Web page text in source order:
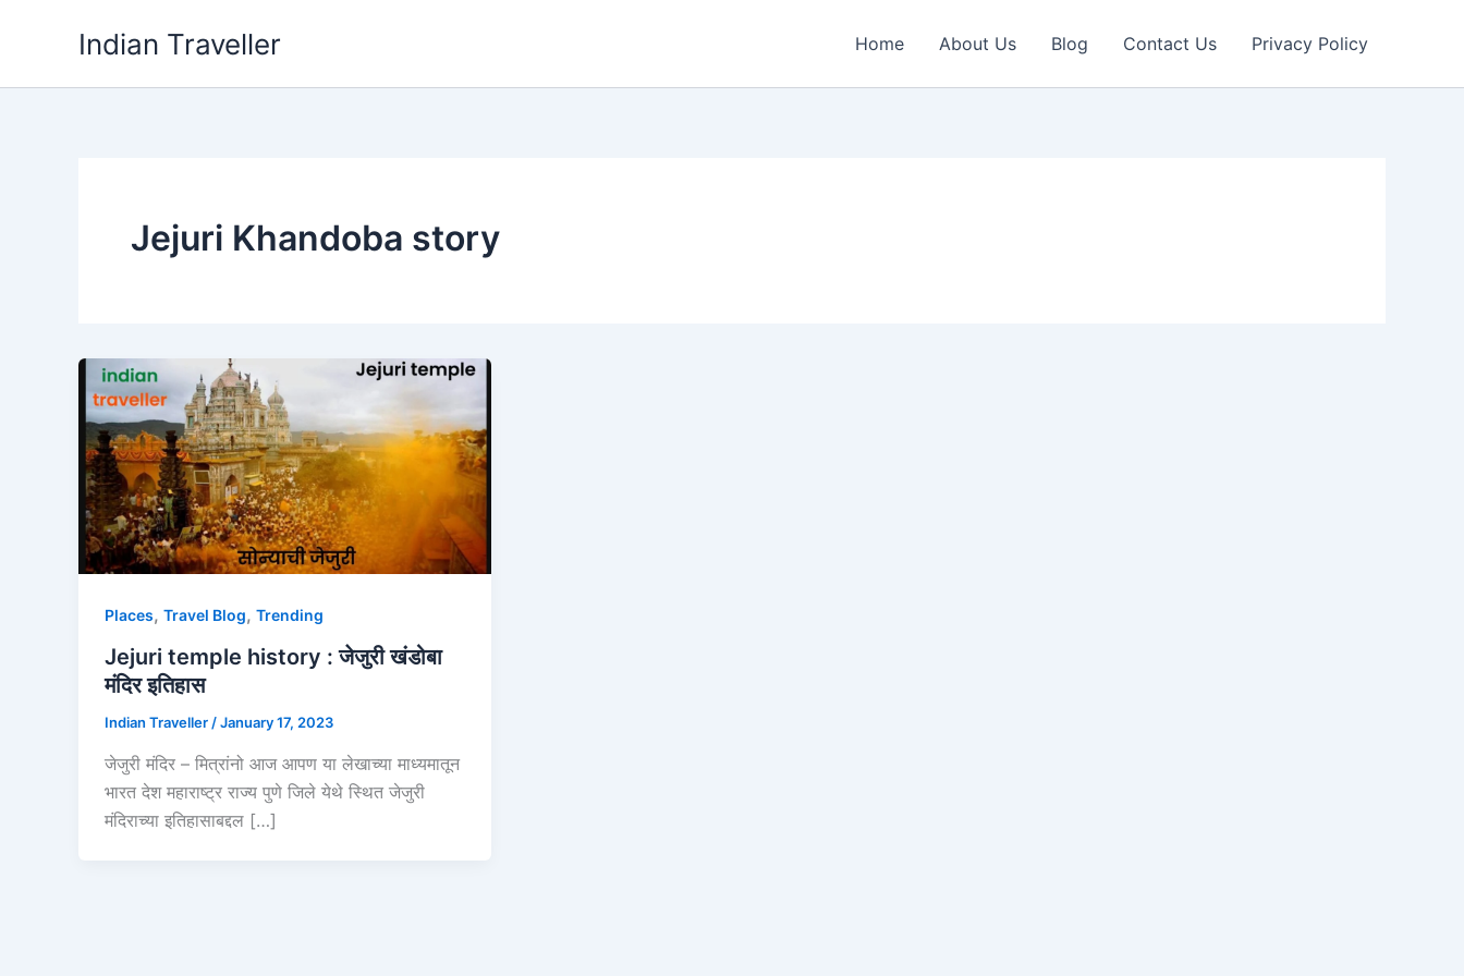
Indian Traveller Home About Us Blog Contact Us Privacy Policy
Jejuri Khandoba story
Places, Travel Blog, Trending
Jejuri temple history : जेजुरी खंडोबा
मंदिर इतिहास
Indian Traveller /January 17, 2023
जेजुरी मंदिर – मित्रांनो आज आपण या लेखाच्या माध्यमातून
भारत देश महाराष्ट्र राज्य पुणे जिले येथे स्थित जेजुरी
मंदिराच्या इतिहासाबद्दल […]